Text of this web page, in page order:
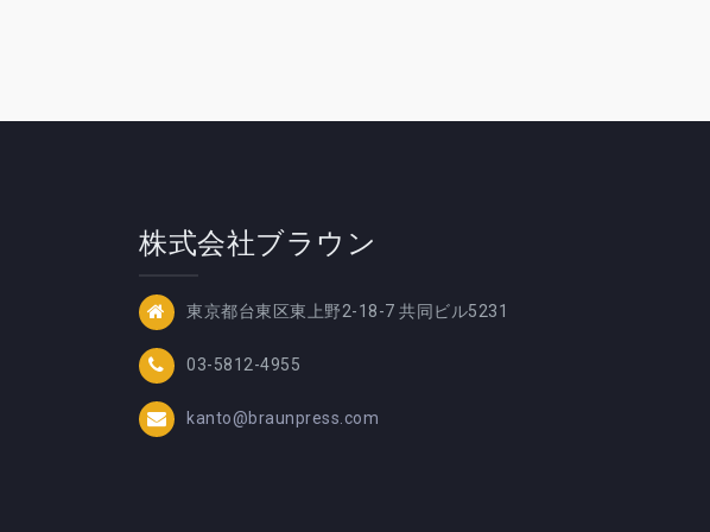
株式会社ブラウン
東京都台東区東上野2-18-7 共同ビル5231
03-5812-4955
kanto@braunpress.com